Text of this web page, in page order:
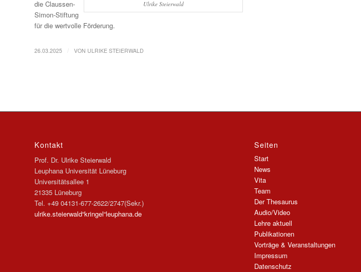
Ulrike Steierwald
die Claussen-
Simon-Stiftung
für die wertvolle Förderung.
26.03.2025 VON ULRIKE STEIERWALD
Kontakt
Prof. Dr. Ulrike Steierwald
Leuphana Universität Lüneburg
Universitätsallee 1
21335 Lüneburg
Tel. +49 04131-677-2622/2747(Sekr.)
ulrike.steierwald“kringel“leuphana.de
Seiten
Start
News
Vita
Team
Der Thesaurus
Audio/Video
Lehre aktuell
Publikationen
Vorträge & Veranstaltungen
Impressum
Datenschutz